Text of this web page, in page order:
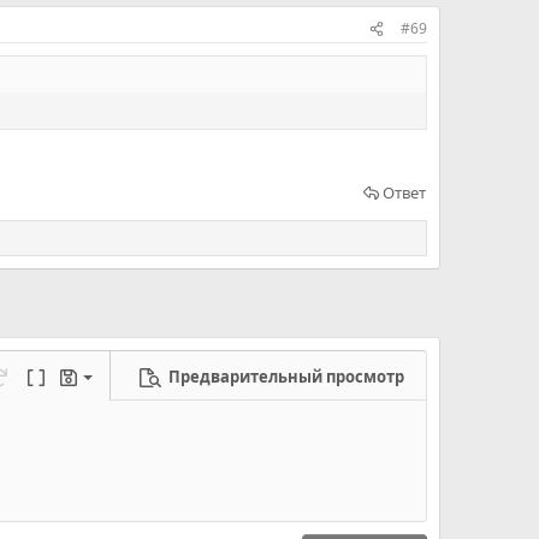
#69
Ответ
Переключить BB код
Черновики Предварительный просмотр